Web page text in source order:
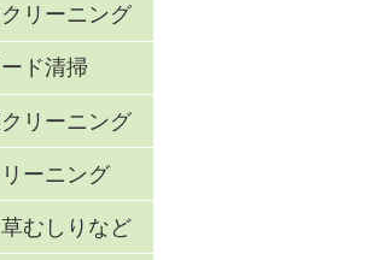
リーニング
ド清掃
リーニング
ーニング
むしりなど